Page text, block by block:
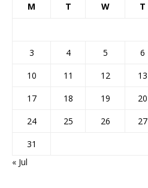
M T W T
3
4 5 6
10
11 12 13
17
18 19 20
24
25 26 27
31
« Jul